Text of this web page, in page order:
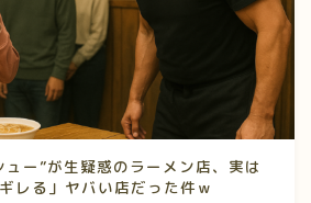
ュー”が生疑惑のラーメン店、実は
レる」ヤバい店だった件ｗ